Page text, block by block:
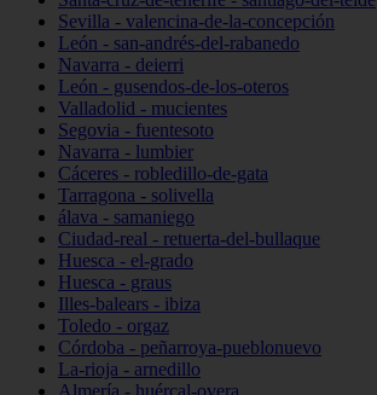
Sevilla - valencina-de-la-concepción
León - san-andrés-del-rabanedo
Navarra - deierri
León - gusendos-de-los-oteros
Valladolid - mucientes
Segovia - fuentesoto
Navarra - lumbier
Cáceres - robledillo-de-gata
Tarragona - solivella
álava - samaniego
Ciudad-real - retuerta-del-bullaque
Huesca - el-grado
Huesca - graus
Illes-balears - ibiza
Toledo - orgaz
Córdoba - peñarroya-pueblonuevo
La-rioja - arnedillo
Almería - huércal-overa